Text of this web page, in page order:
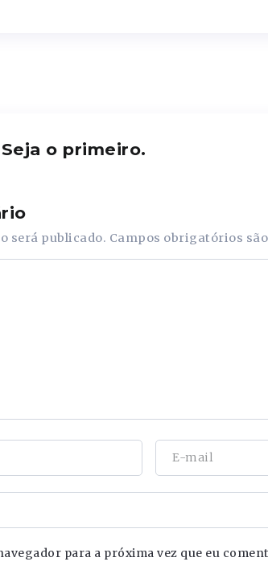
o primeiro.
será publicado. Campos obrigatórios
para a próxima vez que eu